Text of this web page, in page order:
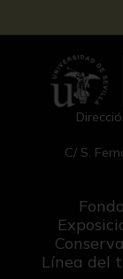
C/ S.
Línea del